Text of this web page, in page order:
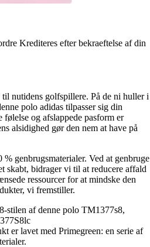
Krediteres efter bekraeftelse af din
nutidens golfspillere. På de ni huller i
polo adidas tilpasser sig din
og afslappede pasform er
alsidighed gør den nem at have på
genbrugsmaterialer. Ved at genbruge
skabt, bidrager vi til at reducere affald
ressourcer for at mindske den
vi fremstiller.
stilen af denne polo TM1377s8,
er lavet med Primegreen: en serie af